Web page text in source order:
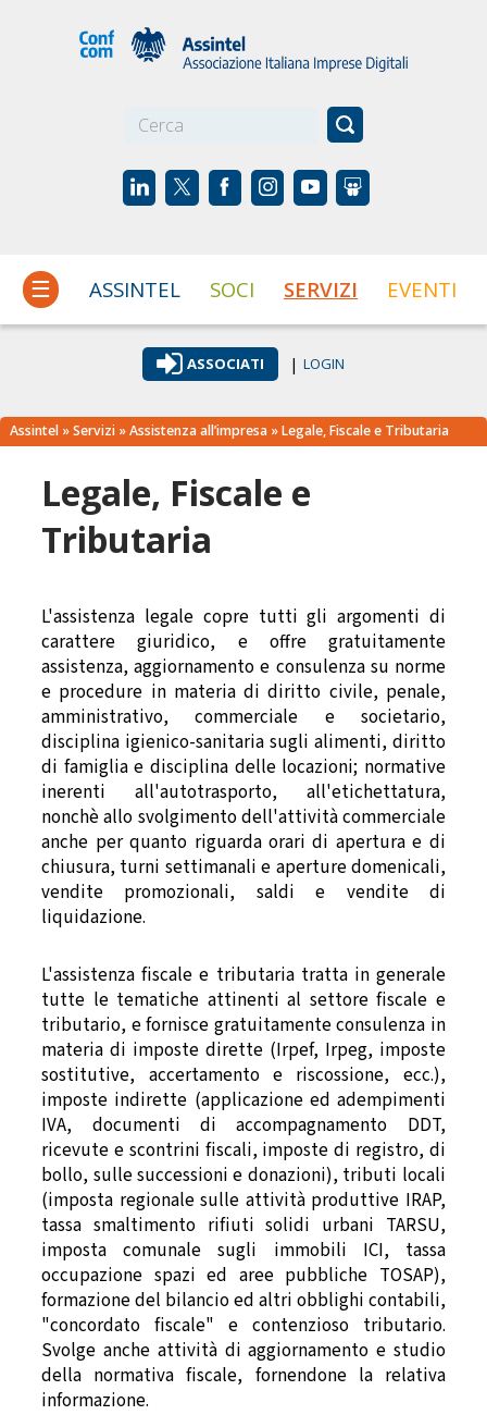
☰ ASSINTEL SOCI SERVIZI EVENTI
ASSOCIATI | LOGIN
Assintel »Servizi »Assistenza all’impresa » Legale, Fiscale e Tributaria
Legale, Fiscale e
Tributaria
L'assistenza legale copre tutti gli argomenti di
carattere giuridico, e offre gratuitamente
assistenza, aggiornamento e consulenza su norme
e procedure in materia di diritto civile, penale,
amministrativo, commerciale e societario,
disciplina igienico-sanitaria sugli alimenti, diritto
di famiglia e disciplina delle locazioni; normative
inerenti all'autotrasporto, all'etichettatura,
nonchè allo svolgimento dell'attività commerciale
anche per quanto riguarda orari di apertura e di
chiusura, turni settimanali e aperture domenicali,
vendite promozionali, saldi e vendite di
liquidazione.
L'assistenza fiscale e tributaria tratta in generale
tutte le tematiche attinenti al settore fiscale e
tributario, e fornisce gratuitamente consulenza in
materia di imposte dirette (Irpef, Irpeg, imposte
sostitutive, accertamento e riscossione, ecc.),
imposte indirette (applicazione ed adempimenti
IVA, documenti di accompagnamento DDT,
ricevute e scontrini fiscali, imposte di registro, di
bollo, sulle successioni e donazioni), tributi locali
(imposta regionale sulle attività produttive IRAP,
tassa smaltimento rifiuti solidi urbani TARSU,
imposta comunale sugli immobili ICI, tassa
occupazione spazi ed aree pubbliche TOSAP),
formazione del bilancio ed altri obblighi contabili,
"concordato fiscale" e contenzioso tributario.
Svolge anche attività di aggiornamento e studio
della normativa fiscale, fornendone la relativa
informazione.